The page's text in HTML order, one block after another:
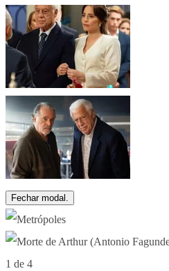
Fechar modal.
1 de 4